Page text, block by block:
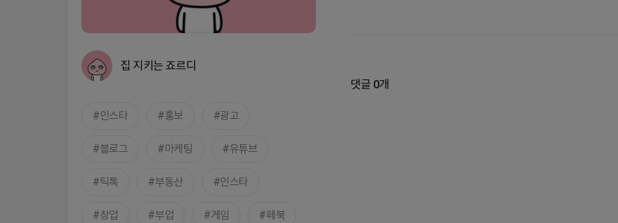
집 지키는 죠르디
인스타 홍보 광고
블로그 마케팅 유튜브
틱톡 부동산 인스타
창업 부업 게임 페북
댓글 0개